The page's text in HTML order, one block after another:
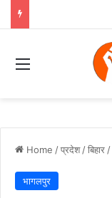
Menu
Home /प्रदेश /बिहार /
भागलपुर